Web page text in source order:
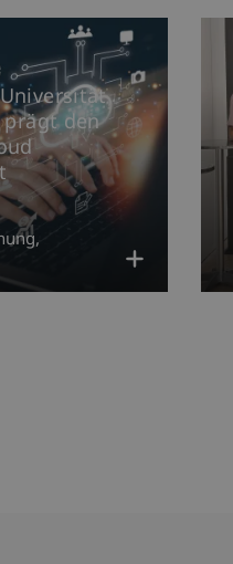
prägt den